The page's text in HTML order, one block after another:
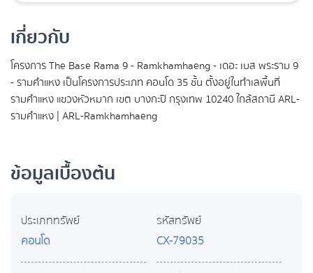
เกี่ยวกับ
โครงการ The Base Rama 9 - Ramkhamhaeng - เดอะ เบส พระราม 9
- รามคำแหง เป็นโครงการประเภท คอนโด 35 ชั้น ตั้งอยู่ในทำเลพื้นที่
รามคำแหง แขวงหัวหมาก เขต บางกะปิ กรุงเทพ 10240 ใกล้สถานี ARL-
รามคำแหง | ARL-Ramkhamhaeng
ข้อมูลเบื้องต้น
ประเภททรัพย์
คอนโด
รหัสทรัพย์
CX-79035